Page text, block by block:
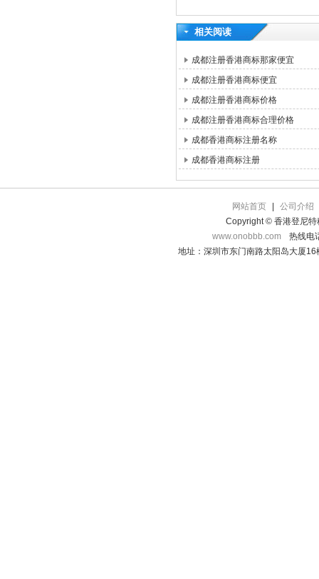
相关阅读
成都注册香港商标那家便宜
成都注册香港商标便宜
成都注册香港商标价格
成都注册香港商标合理价格
成都香港商标注册名称
成都香港商标注册
网站首页
公司介绍
Copyright © 香港登尼特
www.onobbb.com
热线电
地址：深圳市东门南路太阳岛大厦